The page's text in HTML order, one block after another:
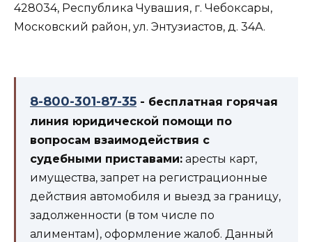
428034, Республика Чувашия, г. Чебоксары,
Московский район, ул. Энтузиастов, д. 34А.
8-800-301-87-35 - бесплатная горячая
линия юридической помощи по
вопросам взаимодействия с
судебными приставами: аресты карт,
имущества, запрет на регистрационные
действия автомобиля и выезд за границу,
задолженности (в том числе по
алиментам), оформление жалоб. Данный